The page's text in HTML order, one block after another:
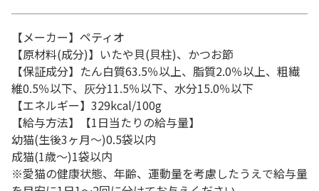
【メーカー】ペティオ
【原材料(成分)】いたや貝(貝柱)、かつお節
【保証成分】たん白質63.5％以上、脂質2.0％以上、粗繊
維0.5％以下、灰分11.5％以下、水分15.0％以下
【エネルギー】329kcal/100g
【給与方法】【1日当たりの給与量】
幼猫(生後3ヶ月～)0.5袋以内
成猫(1歳～)1袋以内
※愛猫の健康状態、年齢、運動量を考慮したうえで給与量